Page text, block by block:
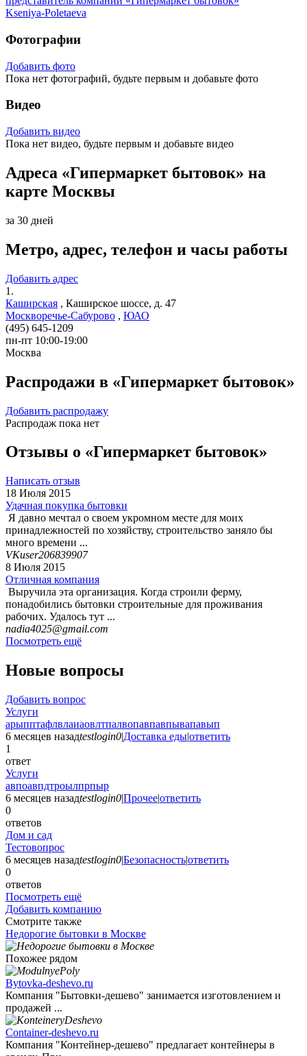
Kseniya-Poletaeva
Фотографии
Добавить фото
Пока нет фотографий, будьте первым и добавьте фото
Видео
Добавить видео
Пока нет видео, будьте первым и добавьте видео
Адреса «Гипермаркет бытовок» на
карте Москвы
за 30 дней
Метро, адрес, телефон и часы работы
Добавить адрес
1.
Каширская , Каширское шоссе, д. 47
Москворечье-Сабурово , ЮАО
(495) 645-1209
пн-пт 10:00-19:00
Москва
Распродажи в «Гипермаркет бытовок»
Добавить распродажу
Распродаж пока нет
Отзывы о «Гипермаркет бытовок»
Написать отзыв
18 Июля 2015
Удачная покупка бытовки
Я давно мечтал о своем укромном месте для моих
принадлежностей по хозяйству, строительство заняло бы
много времени ...
VKuser206839907
8 Июля 2015
Отличная компания
Выручила эта организация. Когда строили ферму,
понадобились бытовки строительные для проживания
рабочих. Удалось тут ...
nadia4025@gmail.com
Посмотреть ещё
Новые вопросы
Добавить вопрос
Услуги
арыпптафлвлаиаовлтпалвопавпавпывапавып
6 месяцев назадtestlogin0|Доставка еды|ответить
1
ответ
Услуги
авпоавпдтроылпрпыр
6 месяцев назадtestlogin0|Прочее|ответить
0
ответов
Дом и сад
Тестовопрос
6 месяцев назадtestlogin0|Безопасность|ответить
0
ответов
Посмотреть ещё
Добавить компанию
Смотрите также
Недорогие бытовки в Москве
Похожее рядом
Bytovka-deshevo.ru
Компания "Бытовки-дешево" занимается изготовлением и
продажей ...
Container-deshevo.ru
Компания "Контейнер-дешево" предлагает контейнеры в